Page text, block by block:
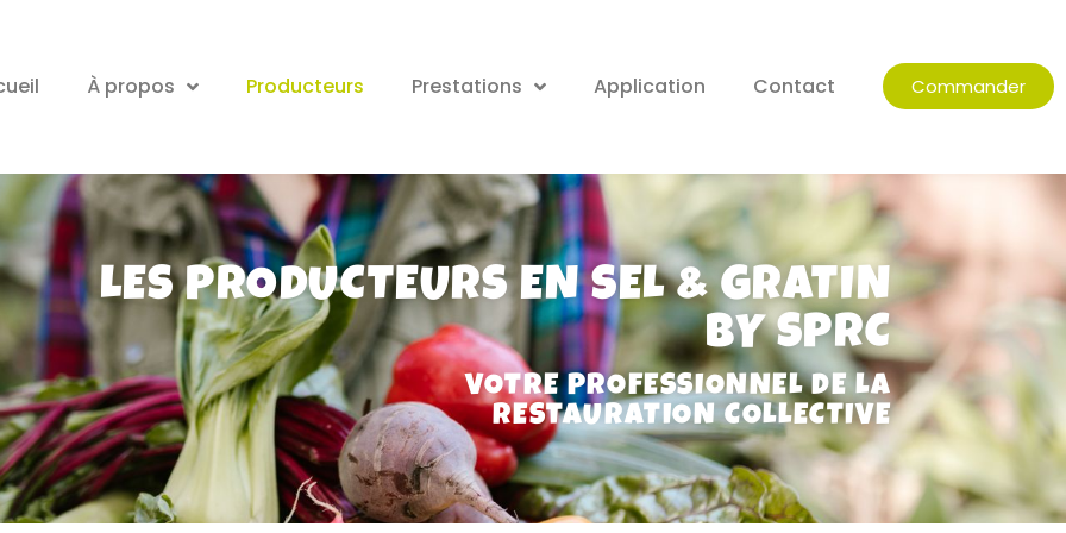
À propos Producteurs Prestations Application Contact Commander
LES PRODUCTEURS EN SEL & GRATIN
BY SPRC
VOTRE PROFESSIONNEL DE LA
RESTAURATION COLLECTIVE